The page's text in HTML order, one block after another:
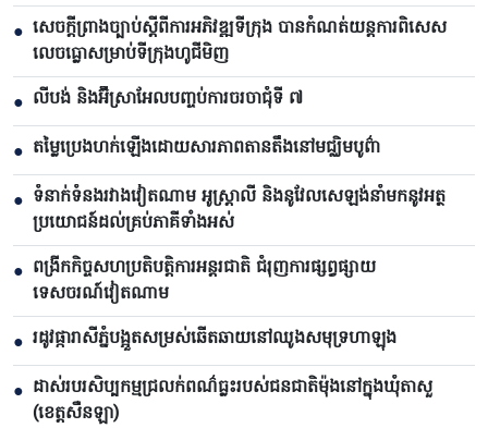
● សេចក្តីព្រាងច្បាប់ស្តីពីការអភិវឌ្ឍទីក្រុង បាន​កំណត់យន្តការពិសេស
លេចធ្លោសម្រាប់ទីក្រុងហូជីមិញ
● លីបង់ និងអ៊ីស្រាអែលបញ្ចប់ការចរចាជុំទី ៧​
● តម្លៃប្រេងហក់ឡើងដោយសារភាពតានតឹងនៅមជ្ឈិមបូព៌ា
● ទំនាក់ទំនងរវាងវៀតណាម អូស្ត្រាលី និងនូវែលសេឡង់នាំមកនូវអត្ថ
ប្រយោជន៍ដល់គ្រប់ភាគីទាំងអស់
● ពង្រីកកិច្ចសហប្រតិបត្តិការអន្តរជាតិ ជំរុញការផ្សព្វផ្សាយ
ទេសចរណ៍វៀតណាម
● រដូវផ្ការាសីភ្នំបង្អួតសម្រស់ឆើតឆាយនៅឈូងសមុទ្រហាឡុង
● ដាស់របរសិប្បកម្មជ្រលក់ពណ៌ធ្លះរបស់ជនជាតិម៉ុងនៅក្នុងឃុំតាសួ
(ខេត្តសឺនឡា)